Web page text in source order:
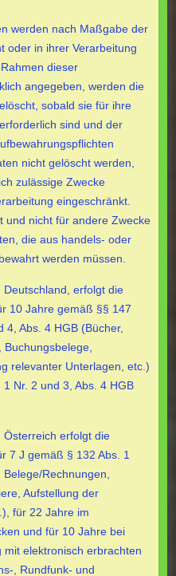
werden nach Maßgabe der
oder in ihrer Verarbeitung
dieser
angegeben, werden die
sobald sie für ihre
sind und der
nicht gelöscht werden,
zulässige Zwecke
eingeschränkt.
und nicht für andere Zwecke
die aus handels- oder
werden müssen.
Deutschland, erfolgt die
10 Jahre gemäß §§ 147
4, Abs. 4 HGB (Bücher,
Buchungsbelege,
relevanter Unterlagen, etc.)
Nr. 2 und 3, Abs. 4 HGB
Österreich erfolgt die
7 J gemäß § 132 Abs. 1
Rechnungen,
Aufstellung der
für 22 Jahre im
und für 10 Jahre bei
elektronisch erbrachten
, Rundfunk- und